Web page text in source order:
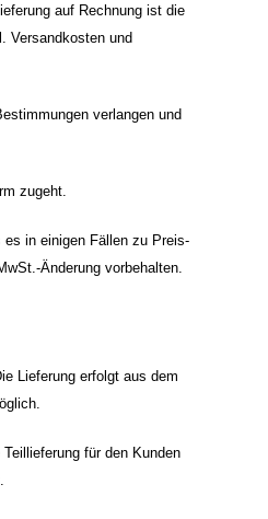
auf Rechnung ist die
Versandkosten und
verlangen und
zugeht.
in einigen Fällen zu Preis-
Änderung vorbehalten.
Lieferung erfolgt aus dem
für den Kunden